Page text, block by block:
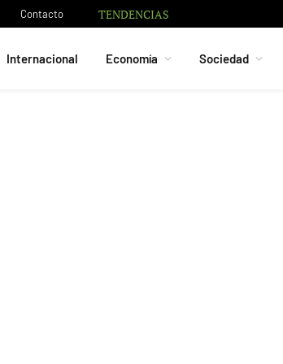
Contacto TENDENCIAS
Internacional Economía Sociedad